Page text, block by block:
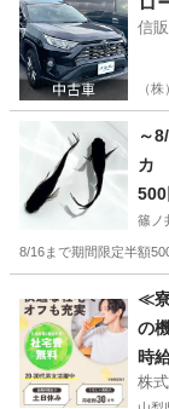
信
（
～
カ
500
篠ノ
8/16まで期間限定半額
≪寮
の
時
株